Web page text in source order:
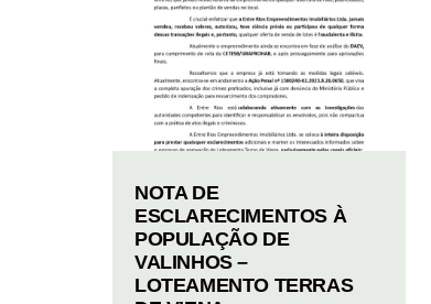
NOTA DE
ESCLARECIMENTOS À
POPULAÇÃO DE
VALINHOS –
LOTEAMENTO TERRAS